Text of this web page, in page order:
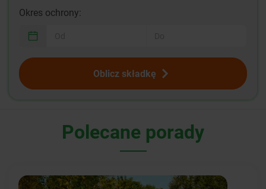
Okres ochrony:
Oblicz składkę
Polecane porady